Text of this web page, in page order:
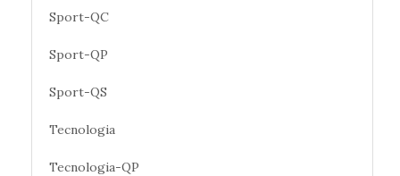
Sport-QC
Sport-QP
Sport-QS
Tecnologia
Tecnologia-QP